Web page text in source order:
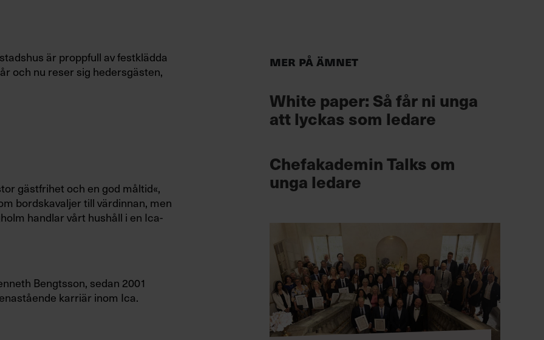
är proppfull av festklädda
och nu reser sig hedersgästen,
gästfrihet och en god måltid«,
bordskavaljer till värdinnan, men
handlar vårt hushåll i en Ica-
Bengtsson, sedan 2001
karriär inom Ica.
Mer på ämnet
White paper: Så får ni unga
att lyckas som ledare
Chefakademin Talks om
unga ledare